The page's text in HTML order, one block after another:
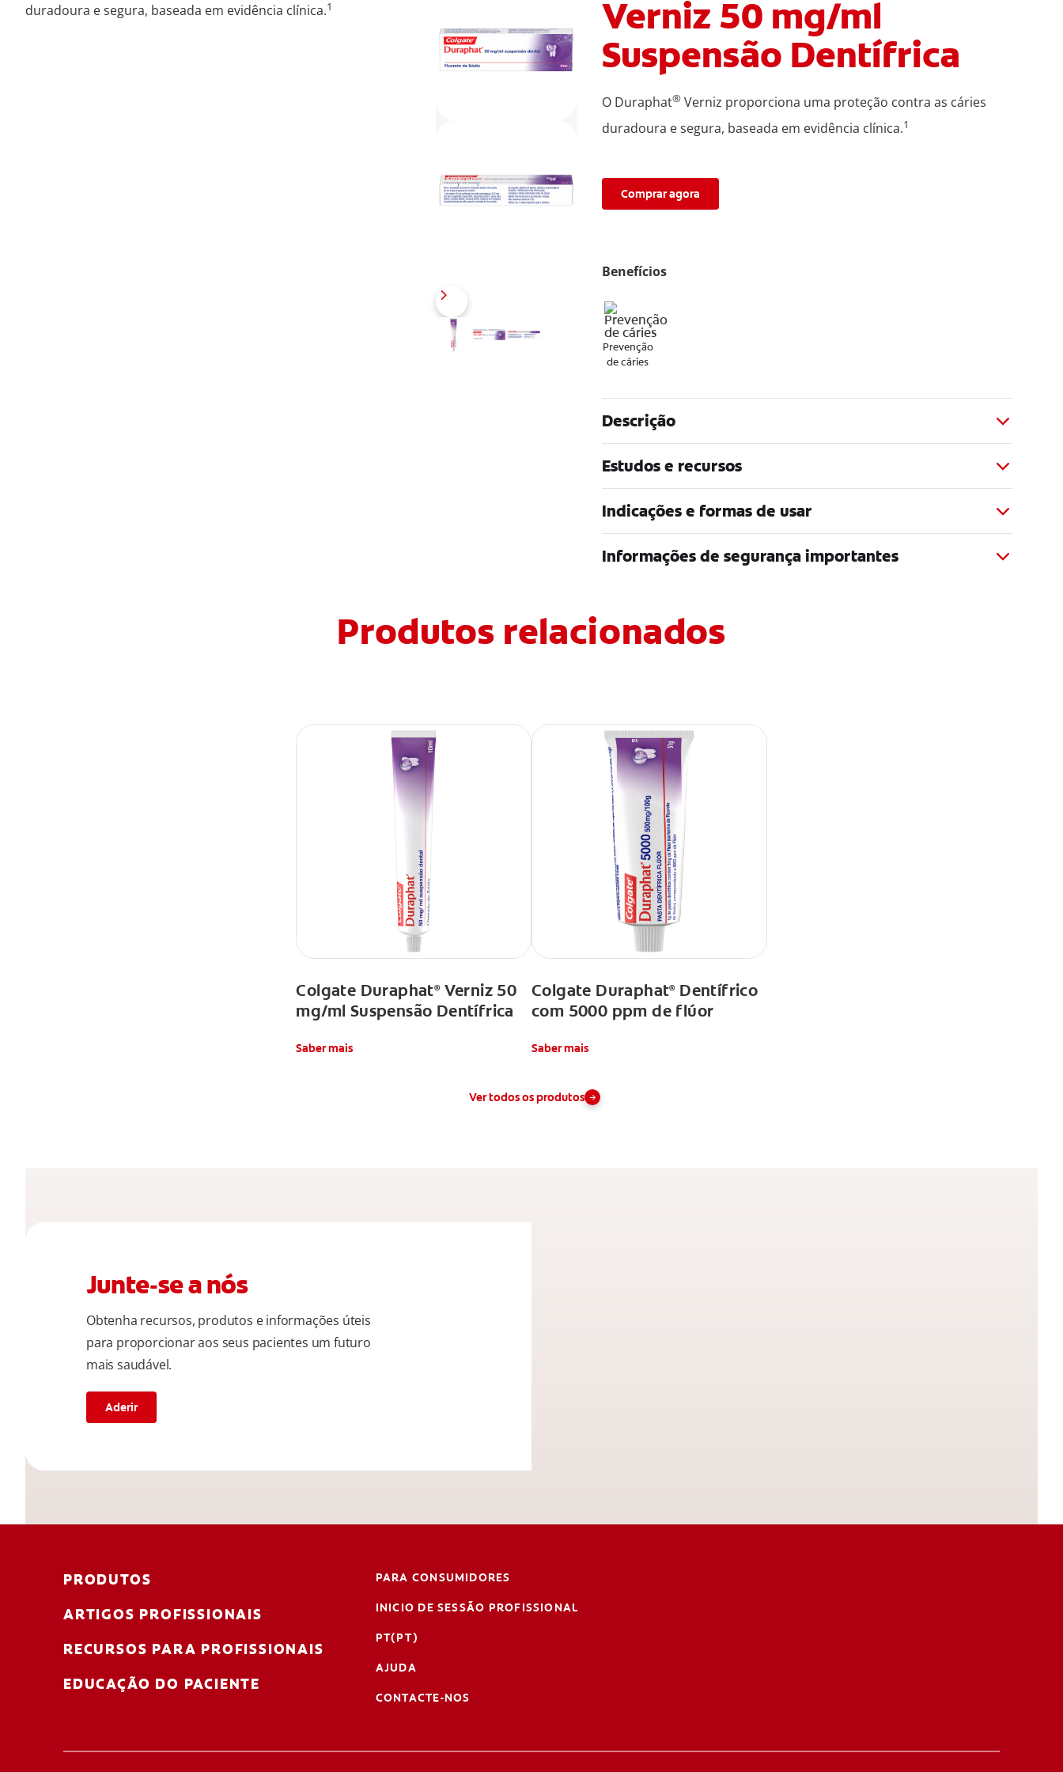
duradoura e segura, baseada em evidência clínica.1
Verniz 50 mg/ml
Suspensão Dentífrica
O Duraphat®Verniz proporciona uma proteção contra as cáries
duradoura e segura, baseada em evidência clínica.1
Comprar agora
Benefícios
Prevenção
de cáries
Descrição
Estudos e recursos
Indicações e formas de usar
Informações de segurança importantes
Produtos relacionados
Colgate Duraphat®Verniz 50
mg/ml Suspensão Dentífrica
Saber mais
Colgate Duraphat®Dentífrico
com 5000 ppm de flúor
Saber mais
Ver todos os produtos
Junte-se a nós
Obtenha recursos, produtos e informações úteis
para proporcionar aos seus pacientes um futuro
mais saudável.
Aderir
PRODUTOS
ARTIGOS PROFISSIONAIS
RECURSOS PARA PROFISSIONAIS
EDUCAÇÃO DO PACIENTE
PARA CONSUMIDORES
INICIO DE SESSÃO PROFISSIONAL
PT(PT)
AJUDA
CONTACTE-NOS